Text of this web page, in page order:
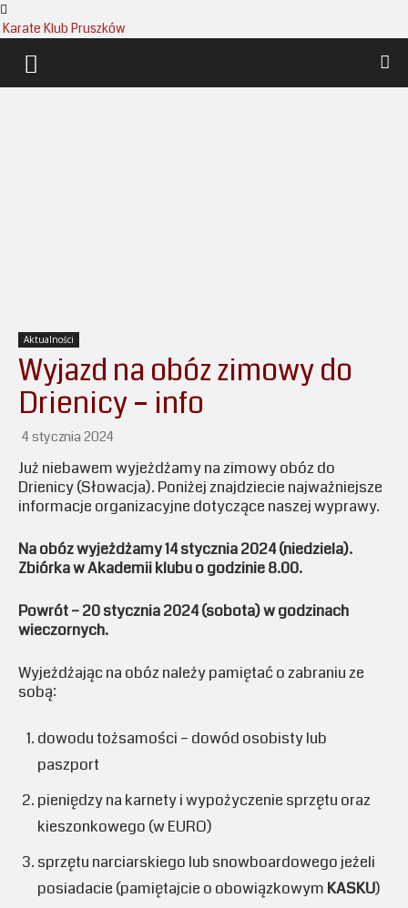
Karate Klub Pruszków
Aktualności
Wyjazd na obóz zimowy do
Drienicy – info
4 stycznia 2024
Już niebawem wyjeżdżamy na zimowy obóz do
Drienicy (Słowacja). Poniżej znajdziecie najważniejsze
informacje organizacyjne dotyczące naszej wyprawy.
Na obóz wyjeżdżamy 14 stycznia 2024 (niedziela).
Zbiórka w Akademii klubu o godzinie 8.00.
Powrót – 20 stycznia 2024 (sobota) w godzinach
wieczornych.
Wyjeżdżając na obóz należy pamiętać o zabraniu ze
sobą:
dowodu tożsamości – dowód osobisty lub
paszport
pieniędzy na karnety i wypożyczenie sprzętu oraz
kieszonkowego (w EURO)
sprzętu narciarskiego lub snowboardowego jeżeli
posiadacie (pamiętajcie o obowiązkowym KASKU)